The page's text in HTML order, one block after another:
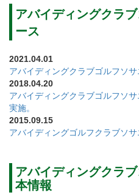
などゴルフが楽しめる環
待ちしております。
交通アクセスは車をご利用
IC」より5.0km。または「
電車の場合はJR外房線東京
利用で約50分で茂原駅に到
関東近郊から気軽にアクセ
魅力のゴルフ場です。
アバイディングクラ
ース
2021.04.01
アバイディングクラブゴルフソサ
2018.04.20
アバイディングクラブゴルフソ
実施。
2015.09.15
アバイディングゴルフクラブソ
アバイディングクラ
本情報